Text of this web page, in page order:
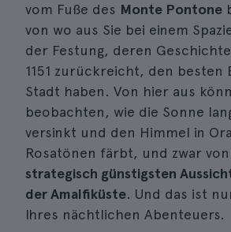
vom Fuße des Monte Pontone
von wo aus Sie bei einem
der Festung, deren
1151 zurückreicht, den besten
Stadt haben. Von hier aus
beobachten, wie die Sonne
versinkt und den Himmel in
Rosatönen färbt, und zwar
strategisch günstigsten
der Amalfiküste. Und das ist
Ihres nächtlichen Abenteuers.